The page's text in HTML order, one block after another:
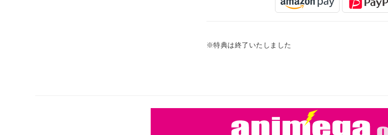
※特典は終了いたしました